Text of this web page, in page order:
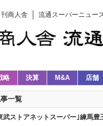
刊商人舎 流通スーパーニュー
略 決算 M&A 店舗
一覧
ストアネットスーパー｣練馬豊